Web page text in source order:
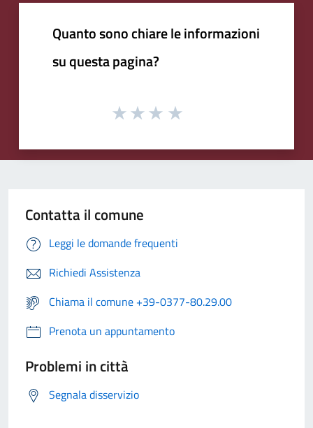
Quanto sono chiare le informazioni
su questa pagina?
Contatta il comune
Leggi le domande frequenti
Richiedi Assistenza
Chiama il comune +39-0377-80.29.00
Prenota un appuntamento
Problemi in città
Segnala disservizio